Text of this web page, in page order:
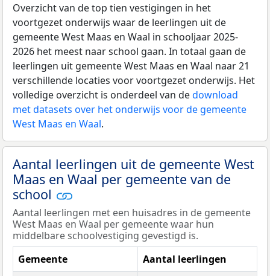
Overzicht van de top tien vestigingen in het
voortgezet onderwijs waar de leerlingen uit de
gemeente West Maas en Waal in schooljaar 2025-
2026 het meest naar school gaan. In totaal gaan de
leerlingen uit gemeente West Maas en Waal naar 21
verschillende locaties voor voortgezet onderwijs. Het
volledige overzicht is onderdeel van dedownload
met datasets over het onderwijs voor de gemeente
West Maas en Waal.
Aantal leerlingen uit de gemeente West
Maas en Waal per gemeente van de
school
Aantal leerlingen met een huisadres in de gemeente
West Maas en Waal per gemeente waar hun
middelbare schoolvestiging gevestigd is.
Gemeente
Aantal leerlingen